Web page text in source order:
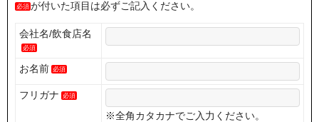
必須 が付いた項目は必ずご記入ください。
会社名/飲食店名
必須
お名前 必須
フリガナ 必須
※全角カタカナでご入力ください。